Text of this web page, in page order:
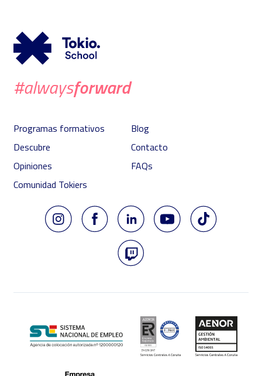
#alwaysforward
Programas formativos
Descubre
Opiniones
Comunidad Tokiers
Blog
Contacto
FAQs